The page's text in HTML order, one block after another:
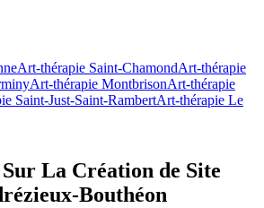
Art-thérapie Saint-ChamondArt-thérapie
Art-thérapie MontbrisonArt-thérapie
Saint-Just-Saint-RambertArt-thérapie Le
Sur La Création de Site
Bouthéon